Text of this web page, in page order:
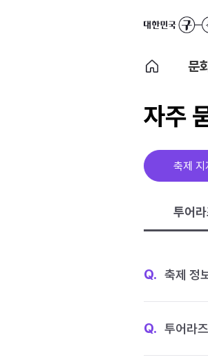
문
자주
축제 지
투어
Q. 축제 정
Q. 투어라